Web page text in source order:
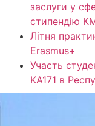
заслуги у
стипендію
Літня
Erasmus+
Участь
KA171 в